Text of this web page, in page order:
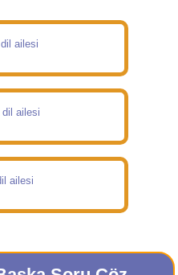
ailesi
dil ailesi
ailesi